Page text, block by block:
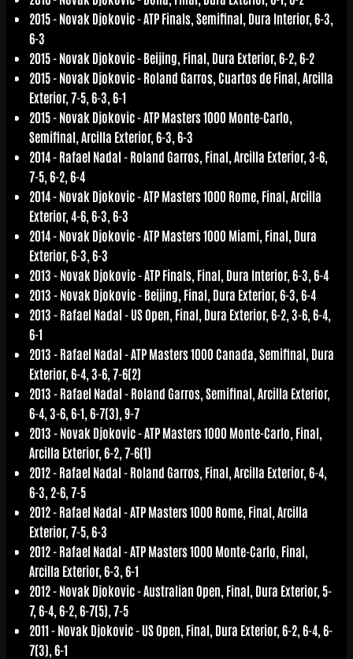
2015 - Novak Djokovic- ATP Finals, Semifinal, Dura Interior, 6-3,
6-3
2015 - Novak Djokovic- Beijing, Final, Dura Exterior, 6-2, 6-2
2015 - Novak Djokovic- Roland Garros, Cuartos de Final, Arcilla
Exterior, 7-5, 6-3, 6-1
2015 - Novak Djokovic- ATP Masters 1000 Monte-Carlo,
Semifinal, Arcilla Exterior, 6-3, 6-3
2014 - Rafael Nadal- Roland Garros, Final, Arcilla Exterior, 3-6,
7-5, 6-2, 6-4
2014 - Novak Djokovic- ATP Masters 1000 Rome, Final, Arcilla
Exterior, 4-6, 6-3, 6-3
2014 - Novak Djokovic- ATP Masters 1000 Miami, Final, Dura
Exterior, 6-3, 6-3
2013 - Novak Djokovic- ATP Finals, Final, Dura Interior, 6-3, 6-4
2013 - Novak Djokovic- Beijing, Final, Dura Exterior, 6-3, 6-4
2013 - Rafael Nadal- US Open, Final, Dura Exterior, 6-2, 3-6, 6-4,
6-1
2013 - Rafael Nadal- ATP Masters 1000 Canada, Semifinal, Dura
Exterior, 6-4, 3-6, 7-6(2)
2013 - Rafael Nadal- Roland Garros, Semifinal, Arcilla Exterior,
6-4, 3-6, 6-1, 6-7(3), 9-7
2013 - Novak Djokovic- ATP Masters 1000 Monte-Carlo, Final,
Arcilla Exterior, 6-2, 7-6(1)
2012 - Rafael Nadal- Roland Garros, Final, Arcilla Exterior, 6-4,
6-3, 2-6, 7-5
2012 - Rafael Nadal- ATP Masters 1000 Rome, Final, Arcilla
Exterior, 7-5, 6-3
2012 - Rafael Nadal- ATP Masters 1000 Monte-Carlo, Final,
Arcilla Exterior, 6-3, 6-1
2012 - Novak Djokovic- Australian Open, Final, Dura Exterior, 5-
7, 6-4, 6-2, 6-7(5), 7-5
2011 - Novak Djokovic- US Open, Final, Dura Exterior, 6-2, 6-4, 6-
7(3), 6-1